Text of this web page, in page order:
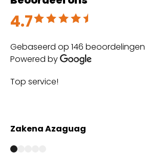
4.7
Beoordeeld met 4.7 uit 5
Gebaseerd op 146 beoordelingen
Powered by
Top service!
Zakena Azaguag